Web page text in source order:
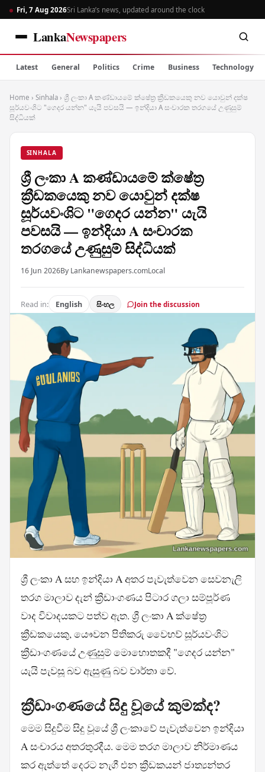
Fri, 7 Aug 2026Sri Lanka’s news, updated around the clock
LankaNewspapers
Latest General Politics Crime Business Technology
Home › Sinhala › ශ්‍රී ලංකා A කණ්ඩායමේ ක්ෂේත්‍ර ක්‍රීඩකයෙකු නව යොවුන් දක්ෂ
සූර්යවංශිට "ගෙදර යන්න" යැයි පවසයි — ඉන්දියා A සංචාරක තරගයේ උණුසුම්
සිද්ධියක්
SINHALA
ශ්‍රී ලංකා A කණ්ඩායමේ ක්ෂේත්‍ර
ක්‍රීඩකයෙකු නව යොවුන් දක්ෂ
සූර්යවංශිට "ගෙදර යන්න" යැයි
පවසයි — ඉන්දියා A සංචාරක
තරගයේ උණුසුම් සිද්ධියක්
16 Jun 2026By Lankanewspapers.comLocal
Read in: English සිංහල Join the discussion
ශ්‍රී ලංකා A සහ ඉන්දියා A අතර පැවැත්වෙන සෙවනැලි
තරග මාලාව දැන් ක්‍රීඩාංගණය පිටාර ගලා සම්පූර්ණ
වාද විවාදයකට පත්ව ඇත. ශ්‍රී ලංකා A ක්ෂේත්‍ර
ක්‍රීඩකයෙකු, යෞවන පිතිකරු වෛභව් සූර්යවංශිට
ක්‍රීඩාංගණයේ උණුසුම් මොහොතකදී "ගෙදර යන්න"
යැයි පැවසූ බව ඇසුණු බව වාර්තා වේ.
ක්‍රීඩාංගණයේ සිදු වූයේ කුමක්ද?
මෙම සිදුවීම සිදු වූයේ ශ්‍රී ලංකාවේ පැවැත්වෙන ඉන්දියා
A සංචාරය අතරතුරදීය. මෙම තරග මාලාව නිර්මාණය
කර ඇත්තේ දෙරට නැගී එන ක්‍රීඩකයන් ජාත්‍යන්තර